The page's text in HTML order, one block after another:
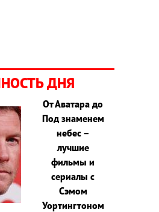
ДНЯ
От Аватара до
Под знаменем
небес –
лучшие
фильмы и
сериалы с
Сэмом
Уортингтоном